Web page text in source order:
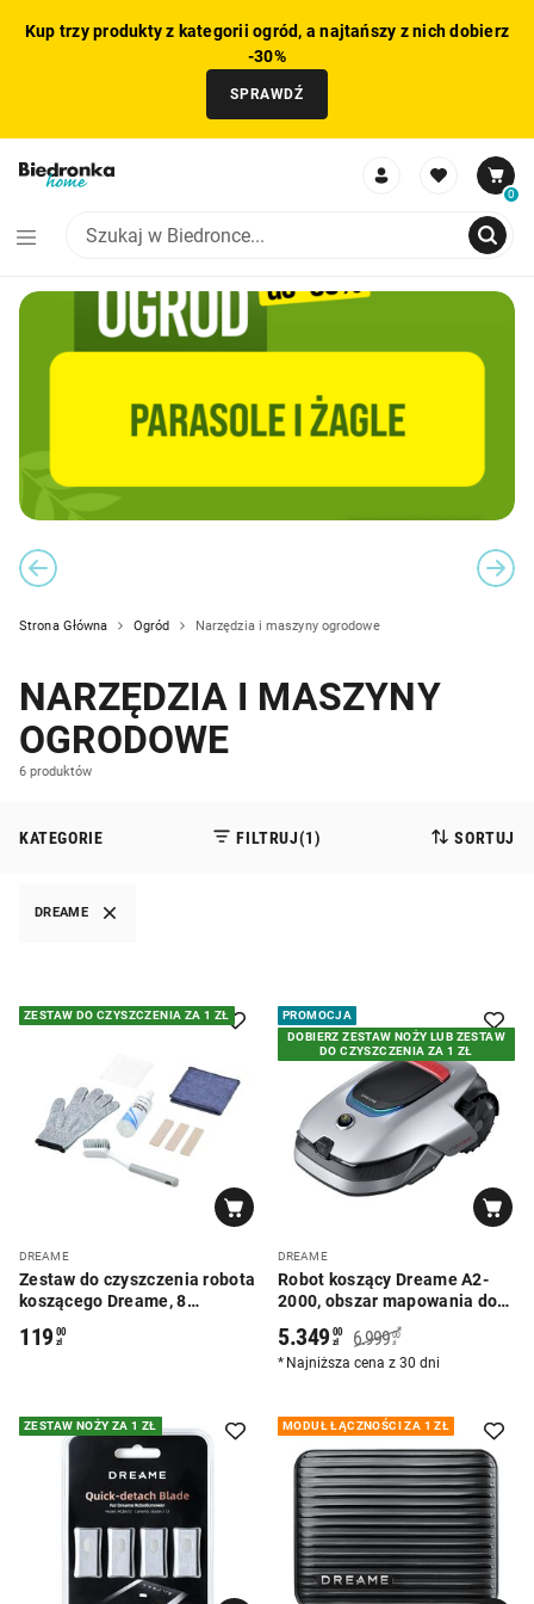
Kup trzy produkty z kategorii ogród, a najtańszy z nich dobierz
-30%
SPRAWDŹ
0
DODANO PRODUKT DO KOSZYKA
ZMNIEJSZONO LICZBĘ PRODUKTÓW
USUNIĘTO PRODUKT Z KOSZYKA
ZESTAW DODANY DO KOSZYKA
NIE MOŻNA BYŁO DODAĆ CAŁEGO ZESTAWU DO KOSZYKA
PROMOCJA: PARASOLE I ŻAGLE
CAROUSEL NAVIGATION
PREVIOUS SLIDE
Strona Główna Ogród Narzędzia i maszyny ogrodowe
NARZĘDZIA I MASZYNY
OGRODOWE
6 produktów
DREAME
KATEGORIE FILTRUJ(1) SORTUJ
ZESTAW DO CZYSZCZENIA ZA 1 ZŁ
DREAME
Zestaw do czyszczenia robota
koszącego Dreame, 8
119 00
zł
PROMOCJA
DOBIERZ ZESTAW NOŻY LUB ZESTAW
DO CZYSZCZENIA ZA 1 ZŁ
DREAME
Robot koszący Dreame A2-
2000, obszar mapowania do
5.349 00
zł 6.999 00
zł
*
Najniższa cena z 30 dni
ZESTAW NOŻY ZA 1 ZŁ MODUŁ ŁĄCZNOŚCI ZA 1 ZŁ